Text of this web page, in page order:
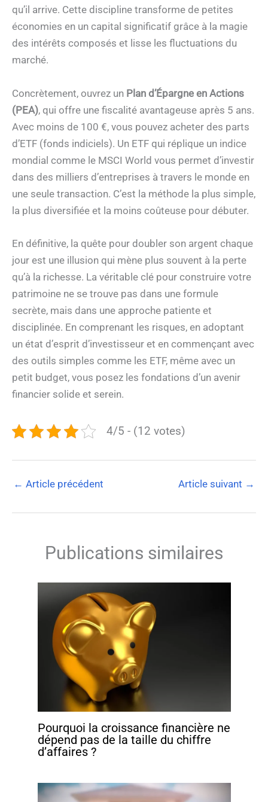
qu’il arrive. Cette discipline transforme de petites
économies en un capital significatif grâce à la magie
des intérêts composés et lisse les fluctuations du
marché.
Concrètement, ouvrez un Plan d’Épargne en Actions
(PEA), qui offre une fiscalité avantageuse après 5 ans.
Avec moins de 100 €, vous pouvez acheter des parts
d’ETF (fonds indiciels). Un ETF qui réplique un indice
mondial comme le MSCI World vous permet d’investir
dans des milliers d’entreprises à travers le monde en
une seule transaction. C’est la méthode la plus simple,
la plus diversifiée et la moins coûteuse pour débuter.
En définitive, la quête pour doubler son argent chaque
jour est une illusion qui mène plus souvent à la perte
qu’à la richesse. La véritable clé pour construire votre
patrimoine ne se trouve pas dans une formule
secrète, mais dans une approche patiente et
disciplinée. En comprenant les risques, en adoptant
un état d’esprit d’investisseur et en commençant avec
des outils simples comme les ETF, même avec un
petit budget, vous posez les fondations d’un avenir
financier solide et serein.
4/5 - (12 votes)
← Article précédent Article suivant →
Publications similaires
Pourquoi la croissance financière ne
dépend pas de la taille du chiffre
d’affaires ?